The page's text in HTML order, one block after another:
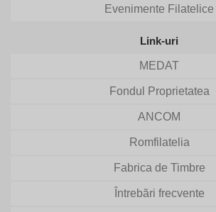
Evenimente Filatelice
Link-uri
MEDAT
Fondul Proprietatea
ANCOM
Romfilatelia
Fabrica de Timbre
Întrebări frecvente